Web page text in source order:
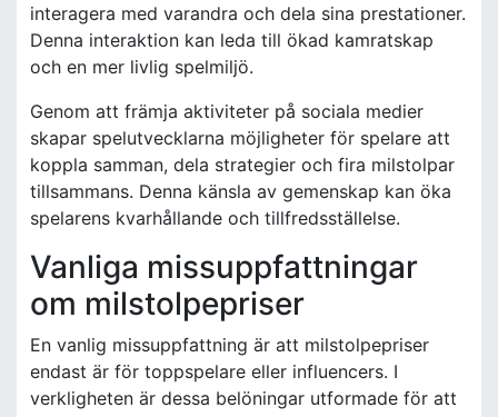
interagera med varandra och dela sina prestationer.
Denna interaktion kan leda till ökad kamratskap
och en mer livlig spelmiljö.
Genom att främja aktiviteter på sociala medier
skapar spelutvecklarna möjligheter för spelare att
koppla samman, dela strategier och fira milstolpar
tillsammans. Denna känsla av gemenskap kan öka
spelarens kvarhållande och tillfredsställelse.
Vanliga missuppfattningar
om milstolpepriser
En vanlig missuppfattning är att milstolpepriser
endast är för toppspelare eller influencers. I
verkligheten är dessa belöningar utformade för att